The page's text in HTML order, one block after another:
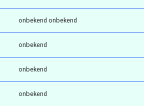
onbekend onbekend
onbekend
onbekend
onbekend